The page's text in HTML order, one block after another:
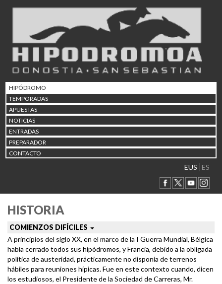
HIPÓDROMO
TEMPORADAS
APUESTAS
NOTICIAS
ENTRADAS
PREPARADOR
CONTACTO
EUS ES
HISTORIA
COMIENZOS DIFÍCILES
A principios del siglo XX, en el marco de la I Guerra Mundial, Bélgica
había cerrado todos sus hipódromos, y Francia, debido a la obligada
política de austeridad, prácticamente no disponía de terrenos
hábiles para reuniones hípicas. Fue en este contexto cuando, dicen
los estudiosos, el Presidente de la Sociedad de Carreras, Mr.